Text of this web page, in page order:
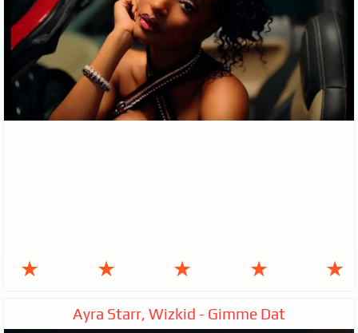
★ ★ ★ ★ ★
Ayra Starr, Wizkid - Gimme Dat